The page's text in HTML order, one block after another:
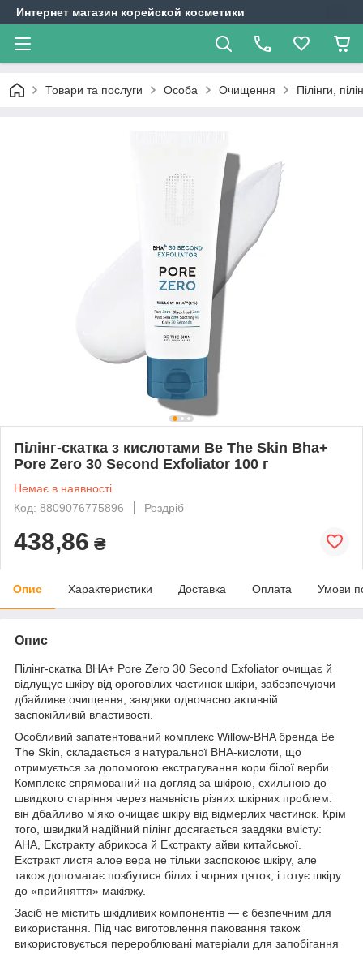
Интернет магазин корейской косметики
Товари та послуги Особа Очищення Пілінги,
Пілінг-скатка з кислотами Be The Skin Bha+
Pore Zero 30 Second Exfoliator 100 г
Немає в наявності
Код: 8809076775896
Роздріб
438,86 ₴
Опис Характеристики Доставка Оплата Умови
Опис
Пілінг-скатка BHA+ Pore Zero 30 Second Exfoliator очищає й
відлущує шкіру від ороговілих частинок шкіри, забезпечуючи
дбайливе очищення, завдяки одночасно активній
заспокійливій властивості.
Особливий запатентований комплекс Willow-BHA бренда Be
The Skin, складається з натуральної BHA-кислоти, що
отримується за допомогою екстрагування кори білої верби.
Комплекс спрямований на догляд за шкірою, схильною до
швидкого старіння через наявність різних шкірних проблем:
він дбайливо м'яко очищає шкіру від відмерлих частинок. Крім
того, швидкий надійний пілінг досягається завдяки вмісту:
AHA, Екстракту абрикоса й Екстракту айви китайської.
Екстракт листя алое вера не тільки заспокоює шкіру, але
також допомагає позбутися білих і чорних цяток; і готує шкіру
до «прийняття» макіяжу.
Засіб не містить шкідливих компонентів — є безпечним для
використання. Під час виготовлення паковання також
використовується перероблювані матеріали для запобігання